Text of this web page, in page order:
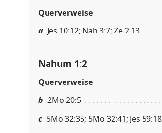
Querverweise
a Jes 10:12; Nah 3:7; Ze 2:13
Nahum 1:2
Querverweise
b 2Mo 20:5
c 5Mo 32:35; 5Mo 32:41; Jes 59:18